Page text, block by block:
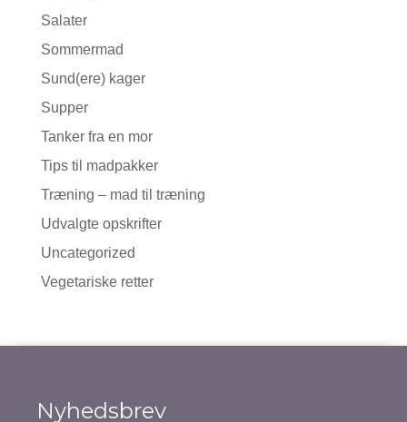
Salater
Sommermad
Sund(ere) kager
Supper
Tanker fra en mor
Tips til madpakker
Træning – mad til træning
Udvalgte opskrifter
Uncategorized
Vegetariske retter
Nyhedsbrev